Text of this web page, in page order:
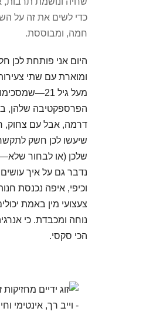
כדי לשים את זה על
חמה, ומבוססת.
היום אני פותחת לכן
ומוארת עם שתי
מעל גיל
הפרספקטיבה שלהן,
דרמה, אבל עם צחוק,
שיעשו לכן חשק
שלכן (או לבחור
נדבר גם על איך
וכיפי, איפה נכנסת
צעצועי מין באמת
נוחה ומכבדת. כי
הכי סקסי.